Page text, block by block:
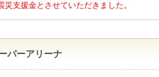
支援金とさせていただきました。
パーアリーナ